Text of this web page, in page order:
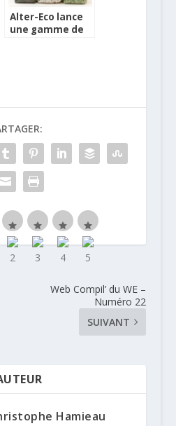
Alter-Eco lance
une gamme de
Web Compil’ du WE –
Numéro 22
SUIVANT
Hamieau